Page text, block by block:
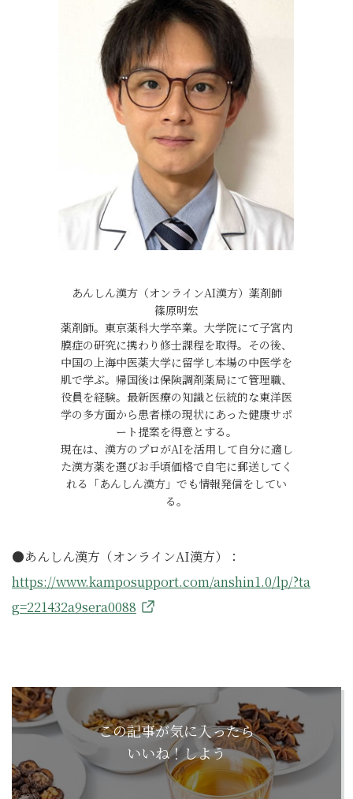
あんしん漢方（オンラインAI漢方）薬剤師
篠原明宏
薬剤師。東京薬科大学卒業。大学院にて子宮内
膜症の研究に携わり修士課程を取得。その後、
中国の上海中医薬大学に留学し本場の中医学を
肌で学ぶ。帰国後は保険調剤薬局にて管理職、
役員を経験。最新医療の知識と伝統的な東洋医
学の多方面から患者様の現状にあった健康サポ
ート提案を得意とする。
現在は、漢方のプロがAIを活用して自分に適し
た漢方薬を選びお手頃価格で自宅に郵送してく
れる「あんしん漢方」でも情報発信をしてい
る。
●あんしん漢方（オンラインAI漢方）：
https://www.kamposupport.com/anshin1.0/lp/?ta
g=221432a9sera0088
この記事が気に入ったら
いいね！しよう